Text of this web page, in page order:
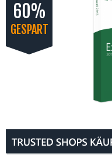
60%
GESPART